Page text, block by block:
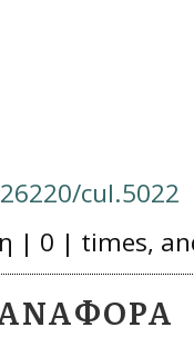
cul.5022
| 0 | times,